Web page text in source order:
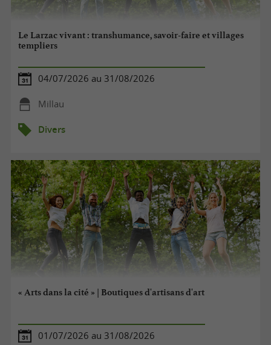
Le Larzac vivant : transhumance, savoir-faire et villages
templiers
04/07/2026 au 31/08/2026
Millau
Divers
« Arts dans la cité » | Boutiques d'artisans d'art
01/07/2026 au 31/08/2026